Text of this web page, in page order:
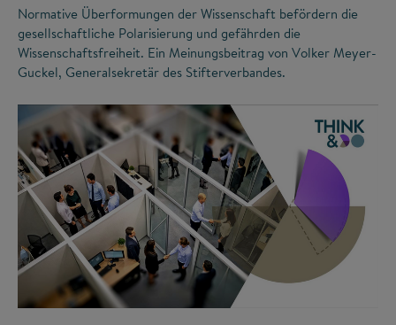
Normative Überformungen der Wissenschaft befördern die
gesellschaftliche Polarisierung und gefährden die
Wissenschaftsfreiheit. Ein Meinungsbeitrag von Volker Meyer-
Guckel, Generalsekretär des Stifterverbandes.